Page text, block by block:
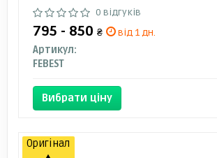
0 відгуків
795 - 850 ₴
від 1 дн.
Артикул:
FEBEST
Вибрати ціну
Оригінал